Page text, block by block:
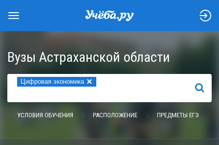
Вузы Астраханской области
Цифровая экономика ×
НАЙТИ
УСЛОВИЯ ОБУЧЕНИЯ РАСПОЛОЖЕНИЕ ПРЕДМЕТЫ ЕГЭ